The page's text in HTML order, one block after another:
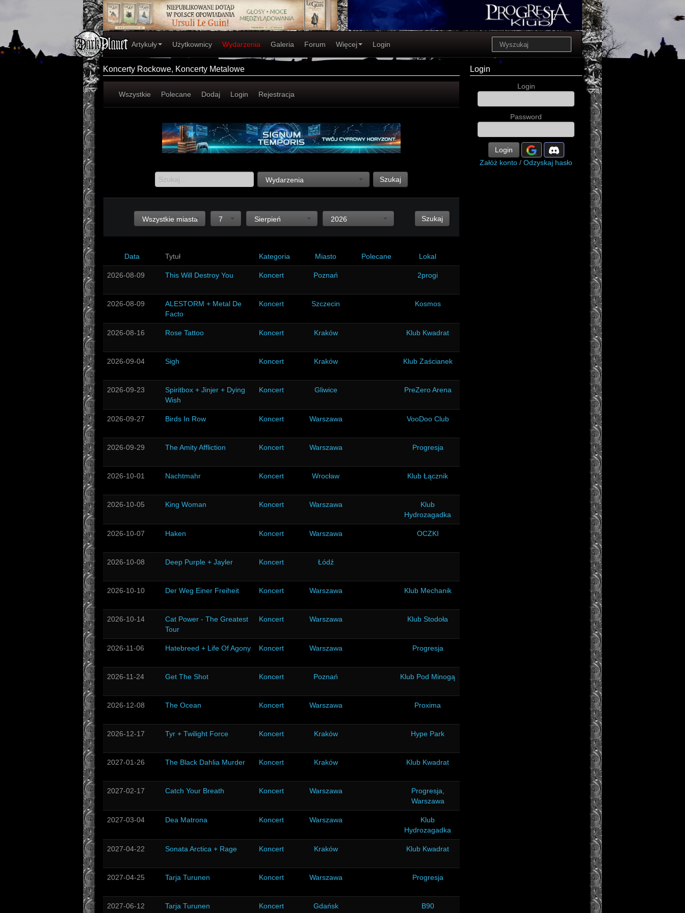
Artykuły Użytkownicy Wydarzenia Galeria Forum Więcej Login
Koncerty Rockowe, Koncerty Metalowe
Wszystkie Polecane Dodaj Login Rejestracja
Wydarzenia Szukaj
Wszystkie miasta 7 Sierpień 2026 Szukaj
Data Tytuł Kategoria Miasto Polecane Lokal
2026-08-09 This Will Destroy You Koncert Poznań 2progi
2026-08-09
ALESTORM + Metal De
Facto
Koncert Szczecin Kosmos
2026-08-16 Rose Tattoo Koncert Kraków Klub Kwadrat
2026-09-04 Sigh Koncert Kraków Klub Zaścianek
2026-09-23
Spiritbox + Jinjer + Dying
Wish
Koncert Gliwice PreZero Arena
2026-09-27 Birds In Row Koncert Warszawa VooDoo Club
2026-09-29 The Amity Affliction Koncert Warszawa Progresja
2026-10-01 Nachtmahr Koncert Wrocław Klub Łącznik
2026-10-05 King Woman Koncert Warszawa
Klub
Hydrozagadka
2026-10-07 Haken Koncert Warszawa OCZKI
2026-10-08 Deep Purple + Jayler Koncert Łódź
2026-10-10 Der Weg Einer Freiheit Koncert Warszawa Klub Mechanik
2026-10-14
Cat Power - The Greatest
Tour
Koncert Warszawa Klub Stodoła
2026-11-06 Hatebreed + Life Of Agony Koncert Warszawa Progresja
2026-11-24 Get The Shot Koncert Poznań Klub Pod Minogą
2026-12-08 The Ocean Koncert Warszawa Proxima
2026-12-17 Tyr + Twilight Force Koncert Kraków Hype Park
2027-01-26 The Black Dahlia Murder Koncert Kraków Klub Kwadrat
2027-02-17 Catch Your Breath Koncert Warszawa
Progresja,
Warszawa
2027-03-04 Dea Matrona Koncert Warszawa
Klub
Hydrozagadka
2027-04-22 Sonata Arctica + Rage Koncert Kraków Klub Kwadrat
2027-04-25 Tarja Turunen Koncert Warszawa Progresja
2027-06-12 Tarja Turunen Koncert Gdańsk B90
Login
Login
Password
Login
Załóż konto / Odzyskaj hasło